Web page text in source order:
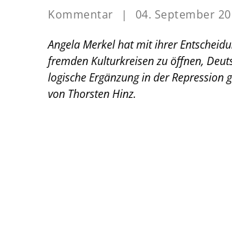
Kommentar | 04. September
Angela Merkel hat mit ihrer
fremden Kulturkreisen zu öffnen,
logische Ergänzung in der
von Thorsten Hinz.